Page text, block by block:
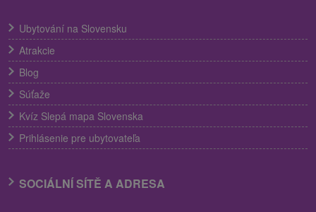
Ubytování na Slovensku
Atrakcie
Blog
Súťaže
Kvíz Slepá mapa Slovenska
Prihlásenie pre ubytovateľa
SOCIÁLNÍ SÍTĚ A ADRESA